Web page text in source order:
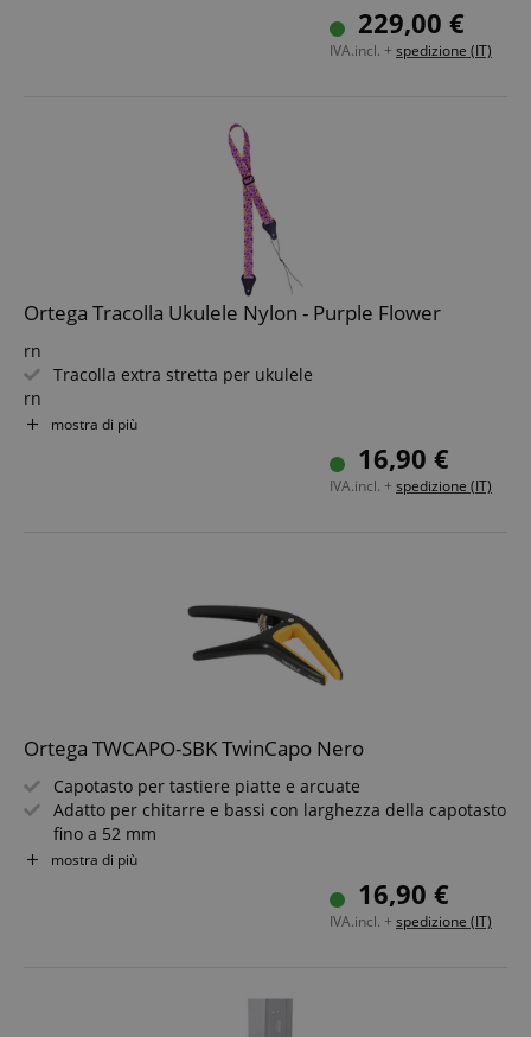
229,00 €
IVA.incl. + spedizione (IT)
Ortega Tracolla Ukulele Nylon - Purple Flower
rn
Tracolla extra stretta per ukulele
rn
Con asola per il fissaggio su strumenti senza perni
mostra di più
16,90 €
IVA.incl. + spedizione (IT)
Ortega TWCAPO-SBK TwinCapo Nero
Capotasto per tastiere piatte e arcuate
Adatto per chitarre e bassi con larghezza della capotasto
fino a 52 mm
Leghe di alta qualità
mostra di più
16,90 €
IVA.incl. + spedizione (IT)